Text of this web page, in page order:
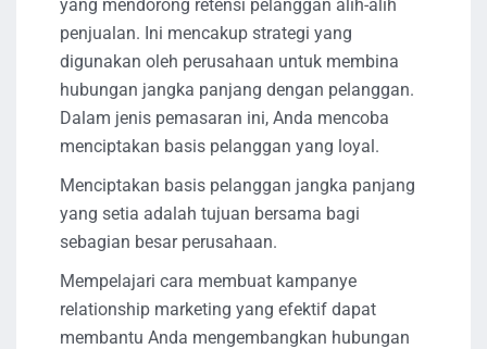
yang mendorong retensi pelanggan alih-alih
penjualan. Ini mencakup strategi yang
digunakan oleh perusahaan untuk membina
hubungan jangka panjang dengan pelanggan.
Dalam jenis pemasaran ini, Anda mencoba
menciptakan basis pelanggan yang loyal.
Menciptakan basis pelanggan jangka panjang
yang setia adalah tujuan bersama bagi
sebagian besar perusahaan.
Mempelajari cara membuat kampanye
relationship marketing yang efektif dapat
membantu Anda mengembangkan hubungan